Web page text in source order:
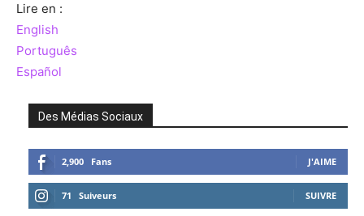
Lire en :
English
Português
Español
Des Médias Sociaux
2,900 Fans J'AIME
71 Suiveurs SUIVRE